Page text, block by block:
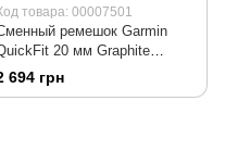
товара: 00007501
ремешок Garmin
20 мм Graphite
010-13102-01
694 грн